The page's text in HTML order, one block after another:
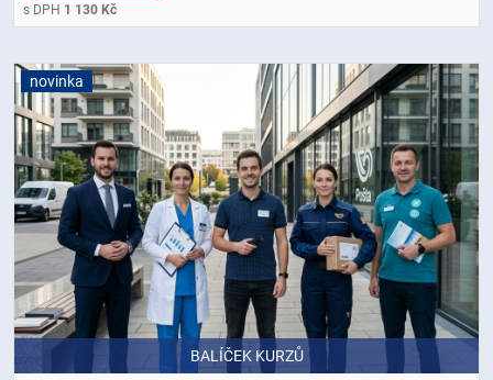
s DPH 1 130 Kč
novinka
BALÍČEK KURZŮ